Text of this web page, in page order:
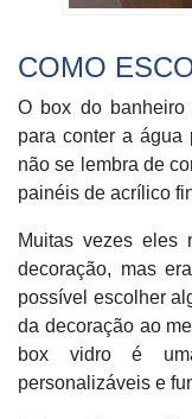
COMO
O box do
para conter a água
não se lembra de
painéis de acrílico
Muitas vezes eles
decoração, mas
possível escolher
da decoração ao
box vidro é
personalizáveis e